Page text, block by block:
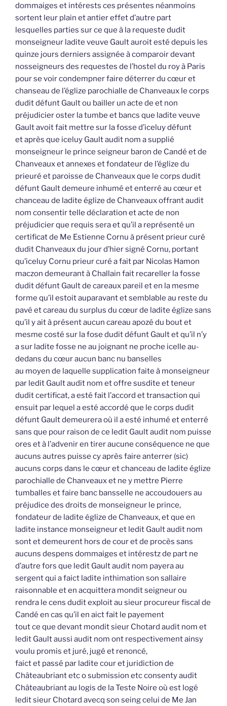
dommaiges et intérests ces présentes néanmoins
sortent leur plain et antier effet d’autre part
lesquelles parties sur ce que à la requeste dudit
monseigneur ladite veuve Gault auroit esté depuis les
quinze jours derniers assignée à comparoir devant
nosseigneurs des requestes de l’hostel du roy à Paris
pour se voir condempner faire déterrer du cœur et
chanseau de l’églize parochialle de Chanveaux le corps
dudit défunt Gault ou bailler un acte de et non
préjudicier oster la tumbe et bancs que ladite veuve
Gault avoit fait mettre sur la fosse d’iceluy défunt
et après que iceluy Gault audit nom a supplié
monseigneur le prince seigneur baron de Candé et de
Chanveaux et annexes et fondateur de l’églize du
prieuré et paroisse de Chanveaux que le corps dudit
défunt Gault demeure inhumé et enterré au cœur et
chanceau de ladite églize de Chanveaux offrant audit
nom consentir telle déclaration et acte de non
préjudicier que requis sera et qu’il a représenté un
certificat de Me Estienne Cornu à présent prieur curé
dudit Chanveaux du jour d’hier signé Cornu, portant
qu’iceluy Cornu prieur curé a fait par Nicolas Hamon
maczon demeurant à Challain fait recareller la fosse
dudit défunt Gault de careaux pareil et en la mesme
forme qu’il estoit auparavant et semblable au reste du
pavé et careau du surplus du cœur de ladite églize sans
qu’il y ait à présent aucun careau apozé du bout et
mesme costé sur la fose dudit défunt Gault et qu’il n’y
a sur ladite fosse ne au joignant ne proche icelle au-
dedans du cœur aucun banc nu banselles
au moyen de laquelle supplication faite à monseigneur
par ledit Gault audit nom et offre susdite et teneur
dudit certificat, a esté fait l’accord et transaction qui
ensuit par lequel a esté accordé que le corps dudit
défunt Gault demeurera où il a esté inhumé et enterré
sans que pour raison de ce ledit Gault audit nom puisse
ores et à l’advenir en tirer aucune conséquence ne que
aucuns autres puisse cy après faire anterrer (sic)
aucuns corps dans le cœur et chanceau de ladite églize
parochialle de Chanveaux et ne y mettre Pierre
tumballes et faire banc bansselle ne accoudouers au
préjudice des droits de monseigneur le prince,
fondateur de ladite églize de Chanveaux, et que en
ladite instance monseigneur et ledit Gault audit nom
sont et demeurent hors de cour et de procès sans
aucuns despens dommaiges et intérestz de part ne
d’autre fors que ledit Gault audit nom payera au
sergent qui a faict ladite inthimation son sallaire
raisonnable et en acquittera mondit seigneur ou
rendra le cens dudit exploit au sieur procureur fiscal de
Candé en cas qu’il en aict fait le payement
tout ce que devant mondit sieur Chotard audit nom et
ledit Gault aussi audit nom ont respectivement ainsy
voulu promis et juré, jugé et renoncé,
faict et passé par ladite cour et juridiction de
Châteaubriant etc o submission etc consenty audit
Châteaubriant au logis de la Teste Noire où est logé
ledit sieur Chotard avecq son seing celui de Me Jan